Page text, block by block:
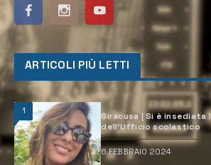
ARTICOLI PIÙ LETTI
1
Siracusa | Si è insediata
dell’Ufficio scolastico
6 FEBBRAIO 2024